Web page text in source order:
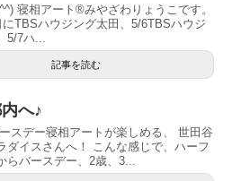
寝相アート®︎みやざわりょうこです。
TBSハウジング太田、5/6TBSハウジ
5/7ハ...
記事を読む
へ♪
スデー寝相アートが楽しめる、 世田谷
ダイスさんへ！ こんな感じで、ハーフ
らバースデー、2歳、3...